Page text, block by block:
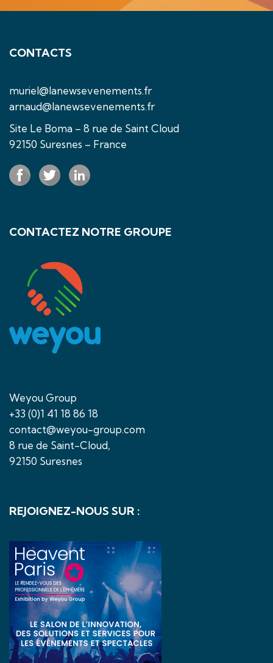
CONTACTS
muriel@lanewsevenements.fr
arnaud@lanewsevenements.fr
Site Le Boma – 8 rue de Saint Cloud
92150 Suresnes – France
CONTACTEZ NOTRE GROUPE
Weyou Group
+33 (0)1 41 18 86 18
contact@weyou-group.com
8 rue de Saint-Cloud,
92150 Suresnes
REJOIGNEZ-NOUS SUR :